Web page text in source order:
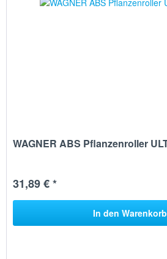
WAGNER ABS Pflanzenroller
31,89 € *
In den Warenkorb